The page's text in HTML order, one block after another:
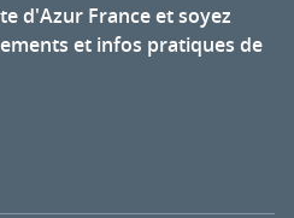
d'Azur France et soyez
et infos pratiques de